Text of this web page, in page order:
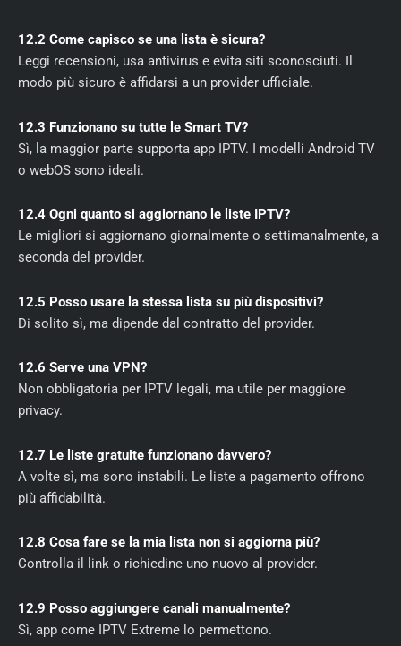
12.2 Come capisco se una lista è sicura?
Leggi recensioni, usa antivirus e evita siti sconosciuti. Il
modo più sicuro è affidarsi a un provider ufficiale.
12.3 Funzionano su tutte le Smart TV?
Sì, la maggior parte supporta app IPTV. I modelli Android TV
o webOS sono ideali.
12.4 Ogni quanto si aggiornano le liste IPTV?
Le migliori si aggiornano giornalmente o settimanalmente, a
seconda del provider.
12.5 Posso usare la stessa lista su più dispositivi?
Di solito sì, ma dipende dal contratto del provider.
12.6 Serve una VPN?
Non obbligatoria per IPTV legali, ma utile per maggiore
privacy.
12.7 Le liste gratuite funzionano davvero?
A volte sì, ma sono instabili. Le liste a pagamento offrono
più affidabilità.
12.8 Cosa fare se la mia lista non si aggiorna più?
Controlla il link o richiedine uno nuovo al provider.
12.9 Posso aggiungere canali manualmente?
Sì, app come IPTV Extreme lo permettono.